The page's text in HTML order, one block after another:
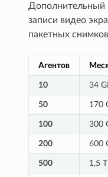
Дополнительный
записи видео
пакетных
Агентов
10 34
50 170
100 300
200 600
500 1,5